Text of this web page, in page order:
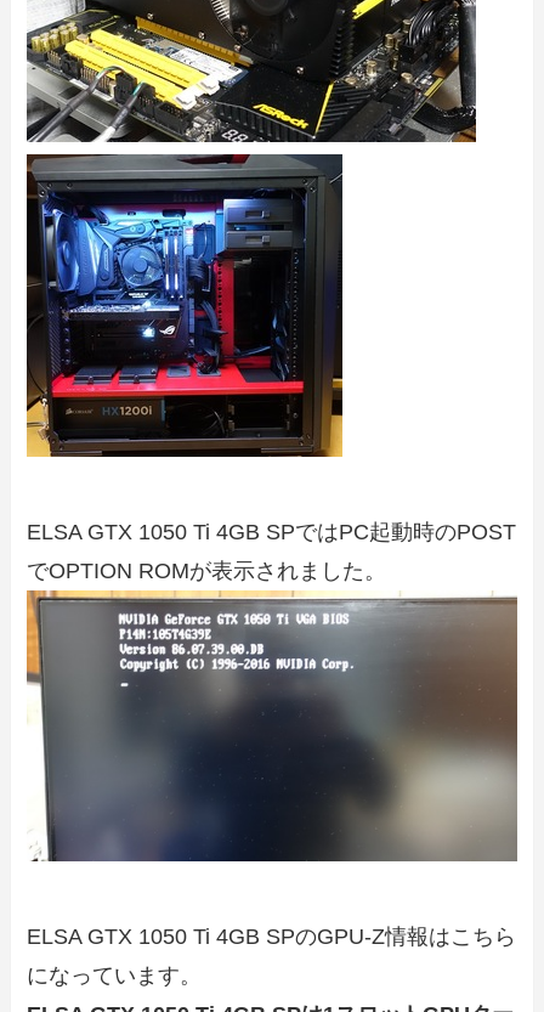
ELSA GTX 1050 Ti 4GB SPではPC起動時のPOST
でOPTION ROMが表示されました。
ELSA GTX 1050 Ti 4GB SPのGPU-Z情報はこちら
になっています。